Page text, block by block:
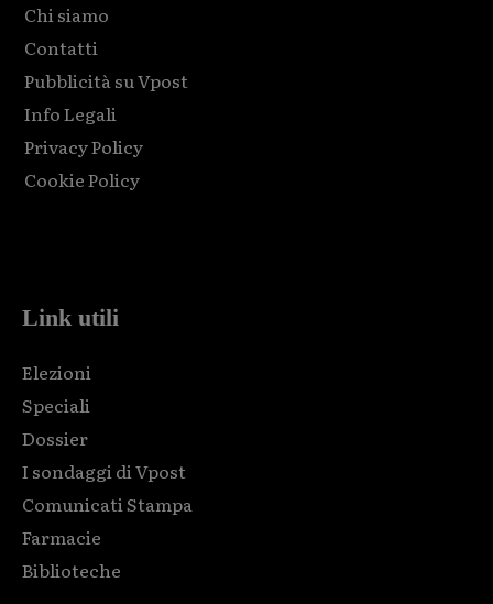
Chi siamo
Contatti
Pubblicità su Vpost
Info Legali
Privacy Policy
Cookie Policy
Link utili
Elezioni
Speciali
Dossier
I sondaggi di Vpost
Comunicati Stampa
Farmacie
Biblioteche